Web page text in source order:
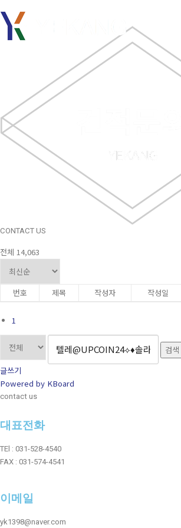
CONTACT US
전체 14,063
번호 제목 작성자 작성일
1
검색
글쓰기
Powered by KBoard
contact us
대표전화
TEl : 031-528-4540
FAX : 031-574-4541
이메일
yk1398@naver.com